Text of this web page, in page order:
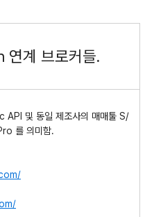
계 브로커들.
API 및 동일 제조사의 매매툴 S/
를 의미함.